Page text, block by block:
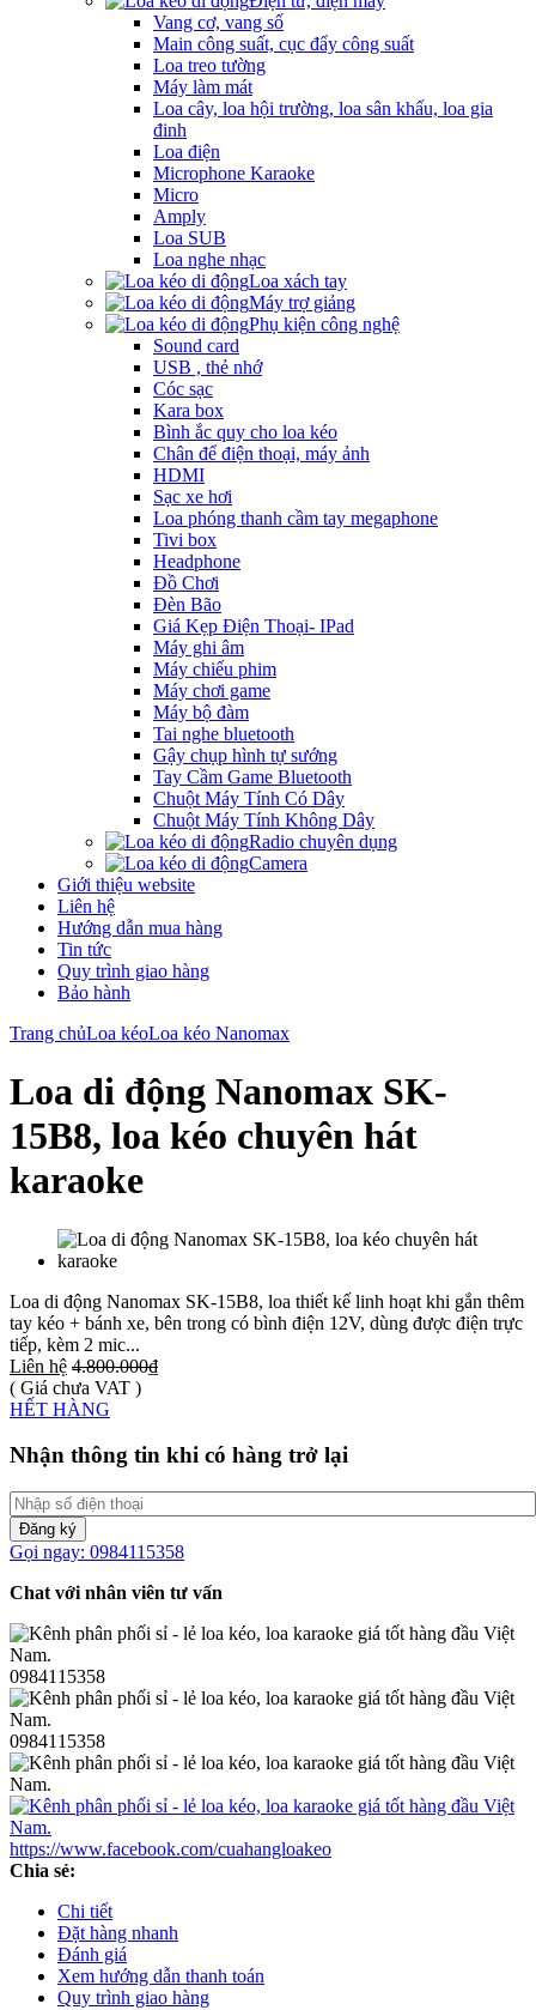
Vang cơ, vang số
Main công suất, cục đẩy công suất
Loa treo tường
Máy làm mát
Loa cây, loa hội trường, loa sân khấu, loa gia
đinh
Loa điện
Microphone Karaoke
Micro
Amply
Loa SUB
Loa nghe nhạc
Loa xách tay
Máy trợ giảng
Phụ kiện công nghệ
Sound card
USB , thẻ nhớ
Cóc sạc
Kara box
Bình ắc quy cho loa kéo
Chân để điện thoại, máy ảnh
HDMI
Sạc xe hơi
Loa phóng thanh cầm tay megaphone
Tivi box
Headphone
Đồ Chơi
Đèn Bão
Giá Kẹp Điện Thoại- IPad
Máy ghi âm
Máy chiếu phim
Máy chơi game
Máy bộ đàm
Tai nghe bluetooth
Gậy chụp hình tự sướng
Tay Cầm Game Bluetooth
Chuột Máy Tính Có Dây
Chuột Máy Tính Không Dây
Radio chuyên dụng
Camera
Giới thiệu website
Liên hệ
Hướng dẫn mua hàng
Tin tức
Quy trình giao hàng
Bảo hành
Trang chủLoa kéoLoa kéo Nanomax
Loa di động Nanomax SK-
15B8, loa kéo chuyên hát
karaoke
Loa di động Nanomax SK-15B8, loa thiết kế linh hoạt khi gắn thêm
tay kéo + bánh xe, bên trong có bình điện 12V, dùng được điện trực
tiếp, kèm 2 mic...
Liên hệ 4.800.000₫
( Giá chưa VAT )
HẾT HÀNG
Nhận thông tin khi có hàng trở lại
Đăng ký
Gọi ngay: 0984115358
Chat với nhân viên tư vấn
0984115358
0984115358
https://www.facebook.com/cuahangloakeo
Chia sẻ:
Chi tiết
Đặt hàng nhanh
Đánh giá
Xem hướng dẫn thanh toán
Quy trình giao hàng